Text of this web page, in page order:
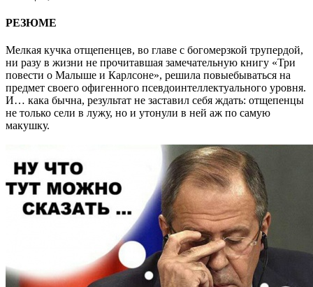
РЕЗЮМЕ
Мелкая кучка отщепенцев, во главе с богомерзкой трупердой,
ни разу в жизни не прочитавшая замечательную книгу «Три
повести о Малыше и Карлсоне», решила повыебываться на
предмет своего офигенного псевдоинтеллектуального уровня.
И… кака бычна, результат не заставил себя ждать: отщепенцы
не только сели в лужу, но и утонули в ней аж по самую
макушку.